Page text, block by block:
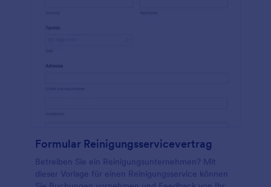
ein online Service-Anfrage Formular mit unserem
Formular Reinigungsservicevertrag
Betreiben Sie ein Reinigungsunternehmen? Mit
dieser Vorlage für einen Reinigungsservice können